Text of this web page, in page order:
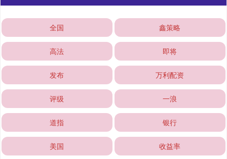
全国 鑫策略
高法 即将
发布 万利配资
评级 一浪
道指 银行
美国 收益率